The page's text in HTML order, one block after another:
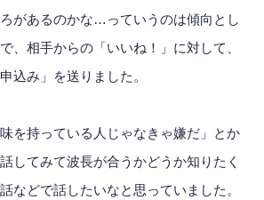
があるのかな…っていうのは傾向とし
、相手からの「いいね！」に対して、
込み」を送りました。
を持っている人じゃなきゃ嫌だ」とか
してみて波長が合うかどうか知りたく
などで話したいなと思っていました。